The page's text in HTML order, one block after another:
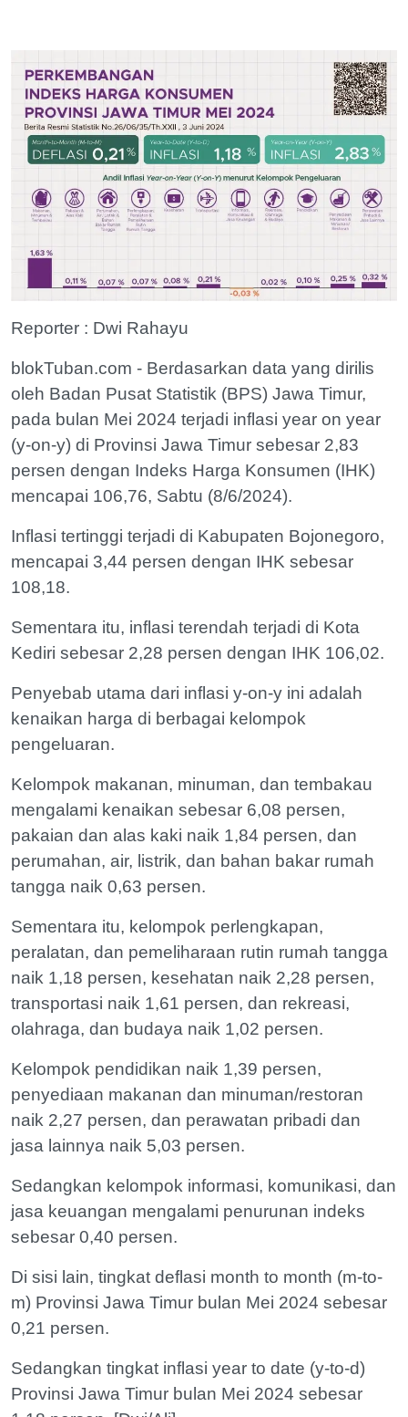
Reporter : Dwi Rahayu
blokTuban.com - Berdasarkan data yang dirilis
oleh Badan Pusat Statistik (BPS) Jawa Timur,
pada bulan Mei 2024 terjadi inflasi year on year
(y-on-y) di Provinsi Jawa Timur sebesar 2,83
persen dengan Indeks Harga Konsumen (IHK)
mencapai 106,76, Sabtu (8/6/2024).
Inflasi tertinggi terjadi di Kabupaten Bojonegoro,
mencapai 3,44 persen dengan IHK sebesar
108,18.
Sementara itu, inflasi terendah terjadi di Kota
Kediri sebesar 2,28 persen dengan IHK 106,02.
Penyebab utama dari inflasi y-on-y ini adalah
kenaikan harga di berbagai kelompok
pengeluaran.
Kelompok makanan, minuman, dan tembakau
mengalami kenaikan sebesar 6,08 persen,
pakaian dan alas kaki naik 1,84 persen, dan
perumahan, air, listrik, dan bahan bakar rumah
tangga naik 0,63 persen.
Sementara itu, kelompok perlengkapan,
peralatan, dan pemeliharaan rutin rumah tangga
naik 1,18 persen, kesehatan naik 2,28 persen,
transportasi naik 1,61 persen, dan rekreasi,
olahraga, dan budaya naik 1,02 persen.
Kelompok pendidikan naik 1,39 persen,
penyediaan makanan dan minuman/restoran
naik 2,27 persen, dan perawatan pribadi dan
jasa lainnya naik 5,03 persen.
Sedangkan kelompok informasi, komunikasi, dan
jasa keuangan mengalami penurunan indeks
sebesar 0,40 persen.
Di sisi lain, tingkat deflasi month to month (m-to-
m) Provinsi Jawa Timur bulan Mei 2024 sebesar
0,21 persen.
Sedangkan tingkat inflasi year to date (y-to-d)
Provinsi Jawa Timur bulan Mei 2024 sebesar